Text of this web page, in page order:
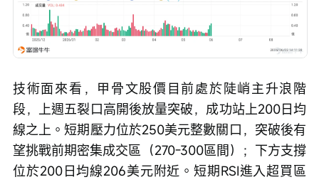
技術面來看，甲骨文股價目前處於陡峭主升浪階
段，上週五裂口高開後放量突破，成功站上200日均
線之上。短期壓力位於250美元整數關口，突破後有
望挑戰前期密集成交區（270-300區間）；下方支撐
位於200日均線206美元附近。短期RSI進入超買區